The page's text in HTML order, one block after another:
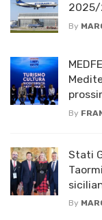
2025/
By
By
Stati
By